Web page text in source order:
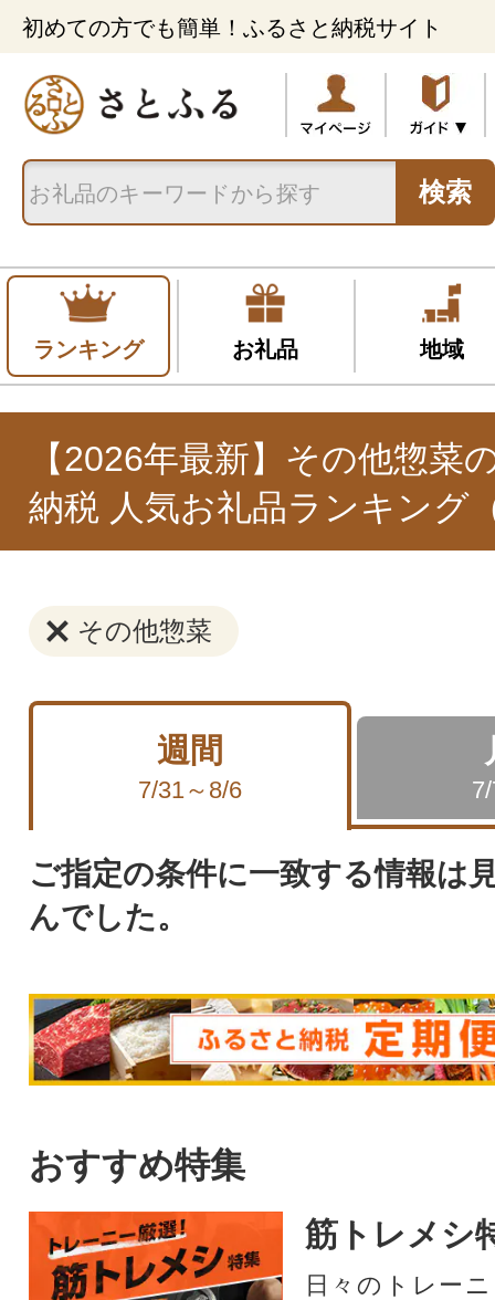
初めての方でも簡単！ふるさと納税サイト
検索
ランキング お礼品 地域
【2026年最新】その他惣菜
納税 人気お礼品ランキング
その他惣菜
週間
7/31～8/6
ご指定の条件に一致する情報は
んでした。
おすすめ特集
筋トレメシ
日々のトレー